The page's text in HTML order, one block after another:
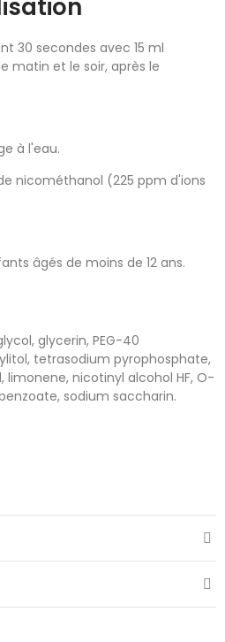
30 secondes avec 15 ml
matin et le soir, après le
à l'eau.
nicométhanol (225 ppm d'ions
âgés de moins de 12 ans.
glycerin, PEG-40
tetrasodium pyrophosphate,
nicotinyl alcohol HF, O-
sodium saccharin.